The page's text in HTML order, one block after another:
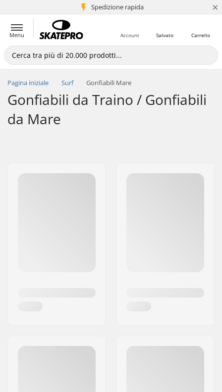
Spedizione rapida
+5 mln di clienti ×
Menu Carrello
Salvato
Account
Pagina iniziale Surf Gonfiabili Mare
Gonfiabili da Traino / Gonfiabili
da Mare